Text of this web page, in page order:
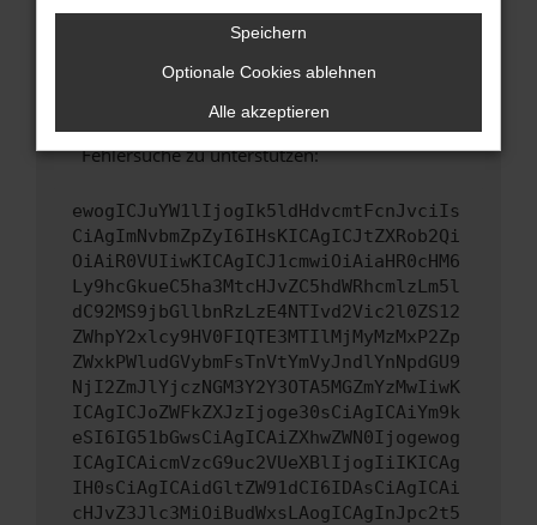
Wende dich an den Webseitenbetreiber.
Wenn du alle oben genannten Schritte versucht
hast, kontaktiere uns bitte. Wir werden
versuchen, das Problem zu beheben. Du kannst
uns diesen Text schicken, um uns bei der
Fehlersuche zu unterstützen:
ewogICJuYW1lIjogIk5ldHdvcmtFcnJvciIs
CiAgImNvbmZpZyI6IHsKICAgICJtZXRob2Qi
OiAiR0VUIiwKICAgICJ1cmwiOiAiaHR0cHM6
Ly9hcGkueC5ha3MtcHJvZC5hdWRhcmlzLm5l
dC92MS9jbGllbnRzLzE4NTIvd2Vic2l0ZS12
ZWhpY2xlcy9HV0FIQTE3MTIlMjMyMzMxP2Zp
ZWxkPWludGVybmFsTnVtYmVyJndlYnNpdGU9
NjI2ZmJlYjczNGM3Y2Y3OTA5MGZmYzMwIiwK
ICAgICJoZWFkZXJzIjoge30sCiAgICAiYm9k
eSI6IG51bGwsCiAgICAiZXhwZWN0Ijogewog
ICAgICAicmVzcG9uc2VUeXBlIjogIiIKICAg
IH0sCiAgICAidGltZW91dCI6IDAsCiAgICAi
cHJvZ3Jlc3MiOiBudWxsLAogICAgInJpc2t5
Speichern
Optionale Cookies ablehnen
Alle akzeptieren